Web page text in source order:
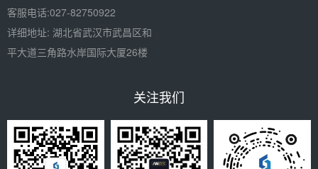
客服电话:027-82750922
详细地址: 湖北省武汉市武昌区和
平大道三角路水岸国际大厦26楼
关注我们